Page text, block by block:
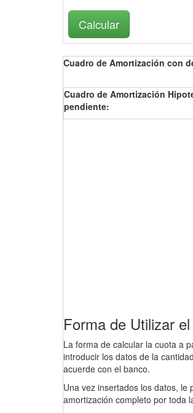
Cuadro de Amortización con
Cuadro de Amortización
pendiente:
Forma de Utilizar
La forma de calcular la cuota a
introducir los datos de la
acuerde con el banco.
Una vez insertados los datos,
amortización completo por toda